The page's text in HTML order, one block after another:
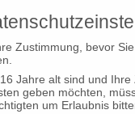
„Lebt wohl,
Zustimmung, bevor
Jahre alt sind und Ihre
geben möchten,
um Erlaubnis